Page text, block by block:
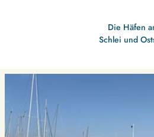
Die Häfen
Schlei und
i